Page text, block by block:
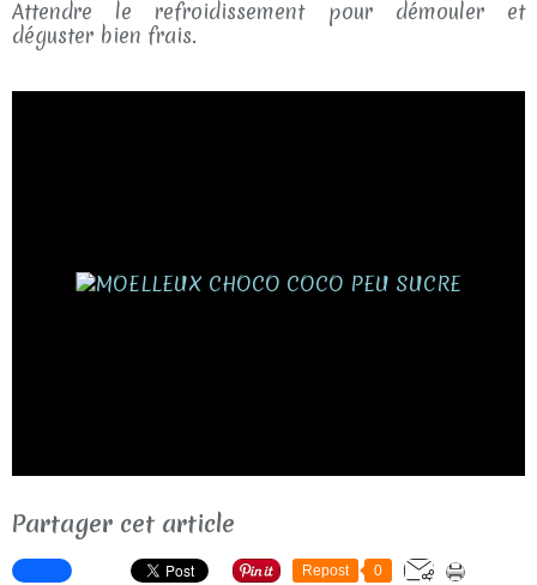
Attendre le refroidissement pour démouler et
déguster bien frais.
Partager cet article
Repost 0